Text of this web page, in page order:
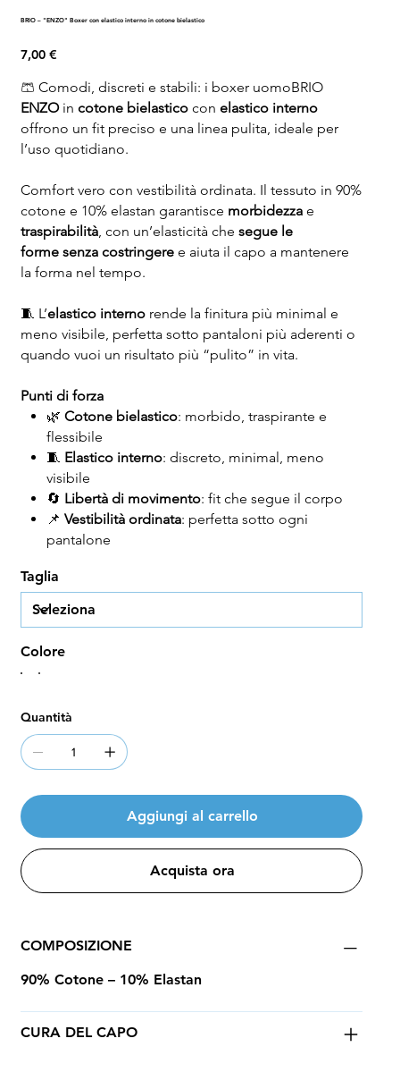
BRIO – "ENZO" Boxer con elastico interno in cotone bielastico
Prezzo
7,00 €
🩳 Comodi, discreti e stabili: i boxer uomoBRIO
ENZOin cotone bielasticocon elastico interno
offrono un fit preciso e una linea pulita, ideale per
l’uso quotidiano.
Comfort vero con vestibilità ordinata. Il tessuto in 90%
cotone e 10% elastan garantisce morbidezzae
traspirabilità, con un’elasticità che segue le
forme senza costringeree aiuta il capo a mantenere
la forma nel tempo.
🧵 L’elastico internorende la finitura più minimal e
meno visibile, perfetta sotto pantaloni più aderenti o
quando vuoi un risultato più “pulito” in vita.
Punti di forza
🌿 Cotone bielastico: morbido, traspirante e
flessibile
🧵 Elastico interno: discreto, minimal, meno
visibile
🔄 Libertà di movimento: fit che segue il corpo
📌 Vestibilità ordinata: perfetta sotto ogni
pantalone
Taglia
Colore
Quantità
Aggiungi al carrello
Acquista ora
COMPOSIZIONE
90% Cotone – 10% Elastan
CURA DEL CAPO